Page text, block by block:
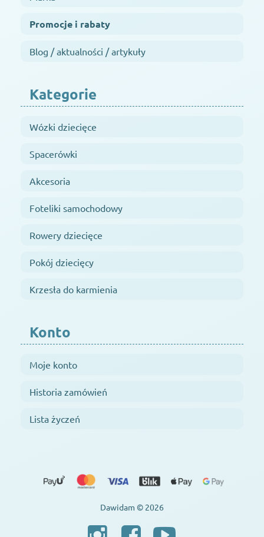
Promocje i rabaty
Blog / aktualności / artykuły
Kategorie
Wózki dziecięce
Spacerówki
Akcesoria
Foteliki samochodowy
Rowery dziecięce
Pokój dziecięcy
Krzesła do karmienia
Konto
Moje konto
Historia zamówień
Lista życzeń
Dawidam © 2026